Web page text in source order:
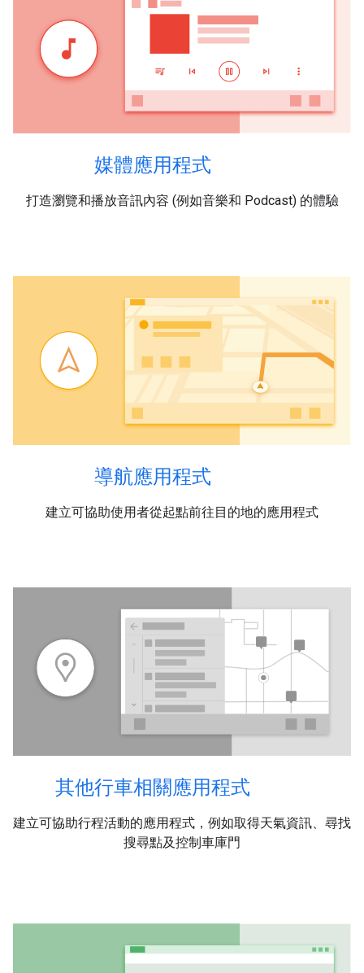
媒體應用程式
打造瀏覽和播放音訊內容 (例如音樂和 Podcast) 的體驗
導航應用程式
建立可協助使用者從起點前往目的地的應用程式
其他行車相關應用程式
建立可協助行程活動的應用程式，例如取得天氣資訊、尋找
搜尋點及控制車庫門